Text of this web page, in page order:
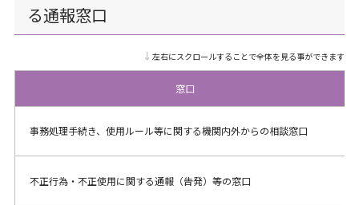
る通報窓口
↓左右にスクロールすることで全体を見る事ができます
窓口
事務処理手続き、使用ルール等に関する機関内外からの相談窓口
不正行為・不正使用に関する通報（告発）等の窓口